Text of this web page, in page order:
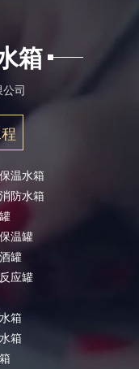
箱
司
温水箱
防水箱
温罐
罐
应罐
箱
箱